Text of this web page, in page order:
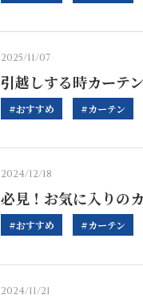
2025/11/07
引越しする時カーテ
#おすすめ #カーテン
2024/12/18
必見！お気に入りの
#おすすめ #カーテン
2024/11/21